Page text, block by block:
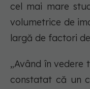
cel mai mare
volumetrice de
largă de factori
„Având în
constatat că un